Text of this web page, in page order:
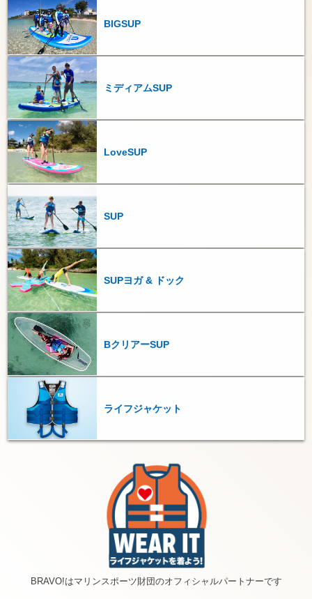
BIGSUP
ミディアムSUP
LoveSUP
SUP
SUPヨガ & ドック
BクリアーSUP
ライフジャケット
BRAVO!はマリンスポーツ財団のオフィシャルパートナーです